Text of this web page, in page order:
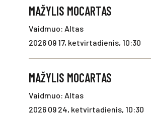
MAŽYLIS MOCARTAS
Vaidmuo: Altas
2026 09 17, ketvirtadienis, 10:30
MAŽYLIS MOCARTAS
Vaidmuo: Altas
2026 09 24, ketvirtadienis, 10:30